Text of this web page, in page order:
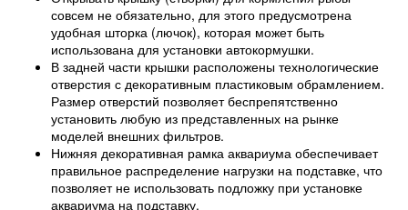
совсем не обязательно, для этого предусмотрена
удобная шторка (лючок), которая может быть
использована для установки автокормушки.
В задней части крышки расположены технологические
отверстия с декоративным пластиковым обрамлением.
Размер отверстий позволяет беспрепятственно
установить любую из представленных на рынке
моделей внешних фильтров.
Нижняя декоративная рамка аквариума обеспечивает
правильное распределение нагрузки на подставке, что
позволяет не использовать подложку при установке
аквариума на подставку.